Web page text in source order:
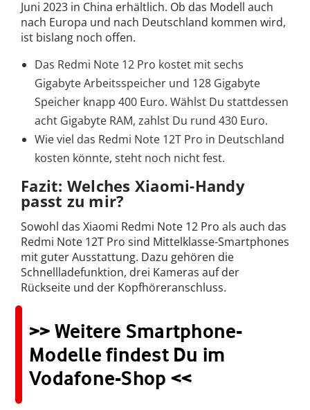
Juni 2023 in China erhältlich. Ob das Modell auch
nach Europa und nach Deutschland kommen wird,
ist bislang noch offen.
Das Redmi Note 12 Pro kostet mit sechs
Gigabyte Arbeitsspeicher und 128 Gigabyte
Speicher knapp 400 Euro. Wählst Du stattdessen
acht Gigabyte RAM, zahlst Du rund 430 Euro.
Wie viel das Redmi Note 12T Pro in Deutschland
kosten könnte, steht noch nicht fest.
Fazit: Welches Xiaomi-Handy
passt zu mir?
Sowohl das Xiaomi Redmi Note 12 Pro als auch das
Redmi Note 12T Pro sind Mittelklasse-Smartphones
mit guter Ausstattung. Dazu gehören die
Schnellladefunktion, drei Kameras auf der
Rückseite und der Kopfhöreranschluss.
>> Weitere Smartphone-
Modelle findest Du im
Vodafone-Shop <<